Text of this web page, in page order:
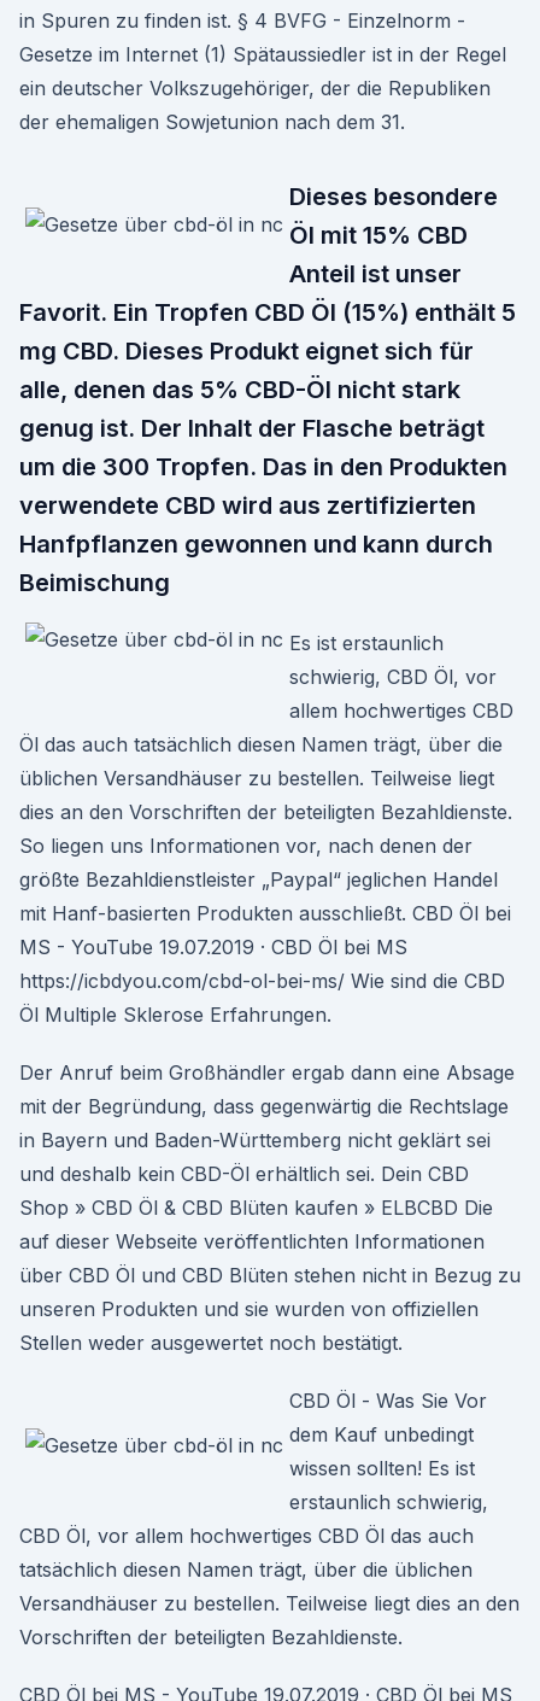
in Spuren zu finden ist. § 4 BVFG - Einzelnorm -
Gesetze im Internet (1) Spätaussiedler ist in der Regel
ein deutscher Volkszugehöriger, der die Republiken
der ehemaligen Sowjetunion nach dem 31.
Dieses besondere
Öl mit 15% CBD
Anteil ist unser
Favorit. Ein Tropfen CBD Öl (15%) enthält 5
mg CBD. Dieses Produkt eignet sich für
alle, denen das 5% CBD-Öl nicht stark
genug ist. Der Inhalt der Flasche beträgt
um die 300 Tropfen. Das in den Produkten
verwendete CBD wird aus zertifizierten
Hanfpflanzen gewonnen und kann durch
Beimischung
Es ist erstaunlich
schwierig, CBD Öl, vor
allem hochwertiges CBD
Öl das auch tatsächlich diesen Namen trägt, über die
üblichen Versandhäuser zu bestellen. Teilweise liegt
dies an den Vorschriften der beteiligten Bezahldienste.
So liegen uns Informationen vor, nach denen der
größte Bezahldienstleister „Paypal“ jeglichen Handel
mit Hanf-basierten Produkten ausschließt. CBD Öl bei
MS - YouTube 19.07.2019 · CBD Öl bei MS
https://icbdyou.com/cbd-ol-bei-ms/ Wie sind die CBD
Öl Multiple Sklerose Erfahrungen.
Der Anruf beim Großhändler ergab dann eine Absage
mit der Begründung, dass gegenwärtig die Rechtslage
in Bayern und Baden-Württemberg nicht geklärt sei
und deshalb kein CBD-Öl erhältlich sei. Dein CBD
Shop » CBD Öl & CBD Blüten kaufen » ELBCBD Die
auf dieser Webseite veröffentlichten Informationen
über CBD Öl und CBD Blüten stehen nicht in Bezug zu
unseren Produkten und sie wurden von offiziellen
Stellen weder ausgewertet noch bestätigt.
CBD Öl - Was Sie Vor
dem Kauf unbedingt
wissen sollten! Es ist
erstaunlich schwierig,
CBD Öl, vor allem hochwertiges CBD Öl das auch
tatsächlich diesen Namen trägt, über die üblichen
Versandhäuser zu bestellen. Teilweise liegt dies an den
Vorschriften der beteiligten Bezahldienste.
CBD Öl bei MS - YouTube 19.07.2019 · CBD Öl bei MS